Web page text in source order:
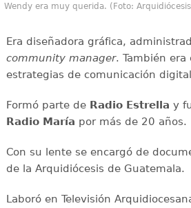
Wendy era muy querida. (Foto:
Era diseñadora gráfica,
community manager. También era
estrategias de comunicación
Formó parte de Radio Estrella y
Radio María por más de 20 años.
Con su lente se encargó de
de la Arquidiócesis de Guatemala.
Laboró en Televisión